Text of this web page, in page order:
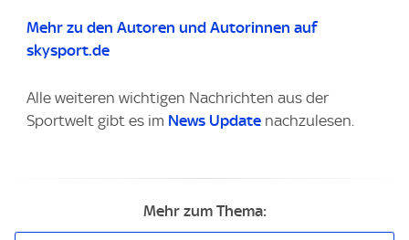
Mehr zu den Autoren und Autorinnen auf
skysport.de
Alle weiteren wichtigen Nachrichten aus der
Sportwelt gibt es im News Update nachzulesen.
Mehr zum Thema: